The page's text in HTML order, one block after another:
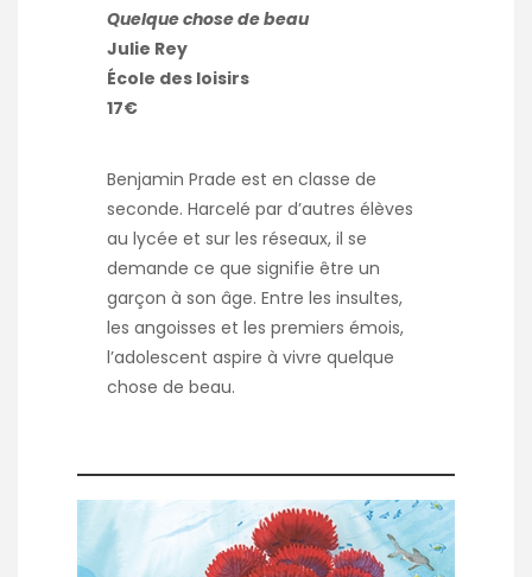
Quelque chose de beau
Julie Rey
École des loisirs
17€
Benjamin Prade est en classe de
seconde. Harcelé par d’autres élèves
au lycée et sur les réseaux, il se
demande ce que signifie être un
garçon à son âge. Entre les insultes,
les angoisses et les premiers émois,
l’adolescent aspire à vivre quelque
chose de beau.